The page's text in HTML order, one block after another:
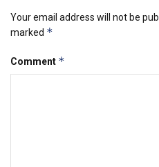
Your email address will not be
marked *
Comment *